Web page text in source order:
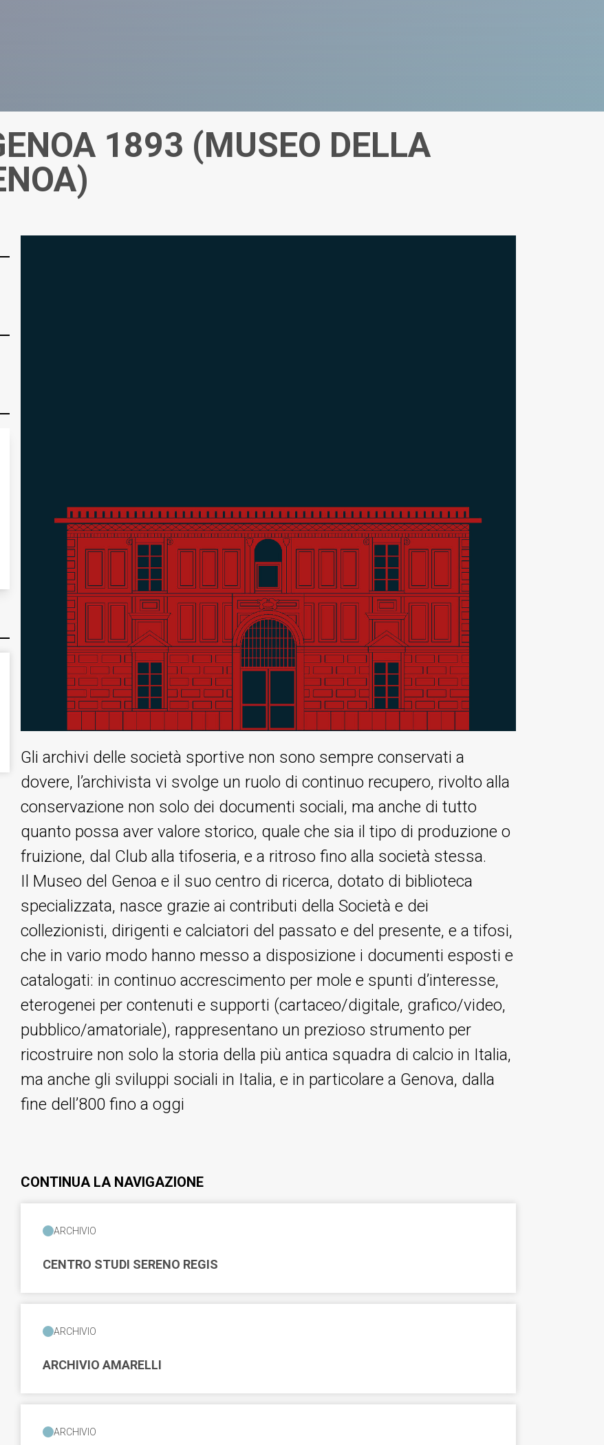
1893 (MUSEO DELLA
Gli archivi delle società sportive non sono sempre conservati a
dovere, l’archivista vi svolge un ruolo di continuo recupero, rivolto alla
conservazione non solo dei documenti sociali, ma anche di tutto
quanto possa aver valore storico, quale che sia il tipo di produzione o
fruizione, dal Club alla tifoseria, e a ritroso fino alla società stessa.
Il Museo del Genoa e il suo centro di ricerca, dotato di biblioteca
specializzata, nasce grazie ai contributi della Società e dei
collezionisti, dirigenti e calciatori del passato e del presente, e a tifosi,
che in vario modo hanno messo a disposizione i documenti esposti e
catalogati: in continuo accrescimento per mole e spunti d’interesse,
eterogenei per contenuti e supporti (cartaceo/digitale, grafico/video,
pubblico/amatoriale), rappresentano un prezioso strumento per
ricostruire non solo la storia della più antica squadra di calcio in Italia,
ma anche gli sviluppi sociali in Italia, e in particolare a Genova, dalla
fine dell’800 fino a oggi
CONTINUA LA NAVIGAZIONE
ARCHIVIO
CENTRO STUDI SERENO REGIS
ARCHIVIO
ARCHIVIO AMARELLI
ARCHIVIO